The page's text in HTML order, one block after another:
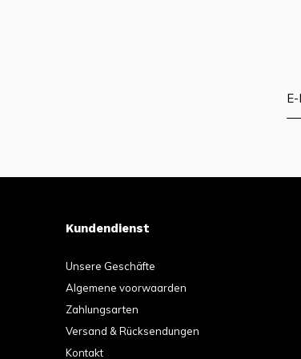
Kundendienst
Unsere Geschäfte
Algemene voorwaarden
Zahlungsarten
Versand & Rücksendungen
Kontakt